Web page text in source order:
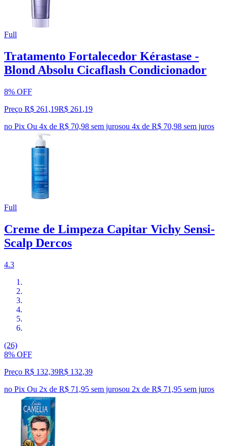
Full
Tratamento Fortalecedor Kérastase -
Blond Absolu Cicaflash Condicionador
8% OFF
Preço R$ 261,19R$ 261 ,19
no Pix Ou 4x de R$ 70,98 sem jurosou 4x de R$ 70,98 sem juros
Full
Creme de Limpeza Capitar Vichy Sensi-
Scalp Dercos
4.3
(26)
8% OFF
Preço R$ 132,39R$ 132,39
no Pix Ou 2x de R$ 71,95 sem jurosou 2x de R$ 71,95 sem juros